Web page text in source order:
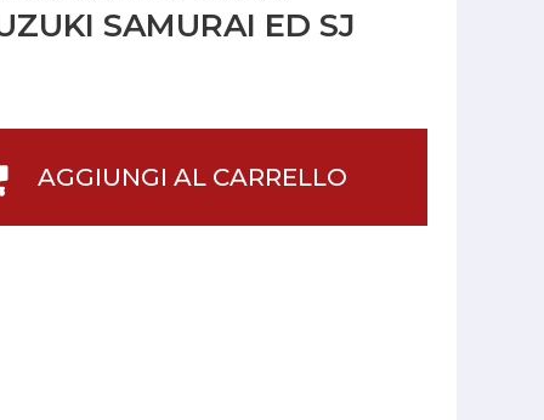
SAMURAI ED SJ
AGGIUNGI AL CARRELLO